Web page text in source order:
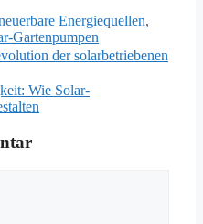
Energiequellen,
Gartenpumpen
der solarbetriebenen
Wie Solar-